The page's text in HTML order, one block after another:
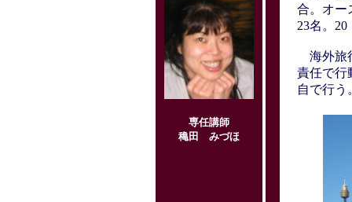
専任講師
穐田 みづほ
合。オー
23名。
海外旅
責任で行
自で行う